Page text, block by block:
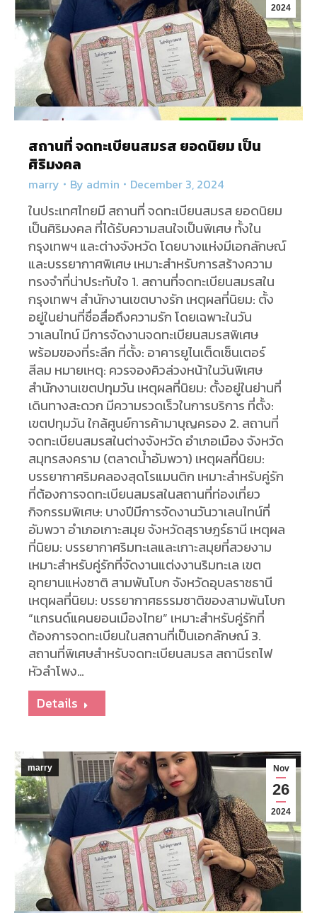
2024
สถานที่ จดทะเบียนสมรส ยอดนิยม เป็น
ศิริมงคล
marry By admin December 3, 2024
ในประเทศไทยมี สถานที่ จดทะเบียนสมรส ยอดนิยม
เป็นศิริมงคล ที่ได้รับความสนใจเป็นพิเศษ ทั้งใน
กรุงเทพฯ และต่างจังหวัด โดยบางแห่งมีเอกลักษณ์
และบรรยากาศพิเศษ เหมาะสำหรับการสร้างความ
ทรงจำที่น่าประทับใจ 1. สถานที่จดทะเบียนสมรสใน
กรุงเทพฯ สำนักงานเขตบางรัก เหตุผลที่นิยม: ตั้ง
อยู่ในย่านที่ชื่อสื่อถึงความรัก โดยเฉพาะในวัน
วาเลนไทน์ มีการจัดงานจดทะเบียนสมรสพิเศษ
พร้อมของที่ระลึก ที่ตั้ง: อาคารยูไนเต็ดเซ็นเตอร์
สีลม หมายเหตุ: ควรจองคิวล่วงหน้าในวันพิเศษ
สำนักงานเขตปทุมวัน เหตุผลที่นิยม: ตั้งอยู่ในย่านที่
เดินทางสะดวก มีความรวดเร็วในการบริการ ที่ตั้ง:
เขตปทุมวัน ใกล้ศูนย์การค้ามาบุญครอง 2. สถานที่
จดทะเบียนสมรสในต่างจังหวัด อำเภอเมือง จังหวัด
สมุทรสงคราม (ตลาดน้ำอัมพวา) เหตุผลที่นิยม:
บรรยากาศริมคลองสุดโรแมนติก เหมาะสำหรับคู่รัก
ที่ต้องการจดทะเบียนสมรสในสถานที่ท่องเที่ยว
กิจกรรมพิเศษ: บางปีมีการจัดงานวันวาเลนไทน์ที่
อัมพวา อำเภอเกาะสมุย จังหวัดสุราษฎร์ธานี เหตุผล
ที่นิยม: บรรยากาศริมทะเลและเกาะสมุยที่สวยงาม
เหมาะสำหรับคู่รักที่จัดงานแต่งงานริมทะเล เขต
อุทยานแห่งชาติ สามพันโบก จังหวัดอุบลราชธานี
เหตุผลที่นิยม: บรรยากาศธรรมชาติของสามพันโบก
“แกรนด์แคนยอนเมืองไทย” เหมาะสำหรับคู่รักที่
ต้องการจดทะเบียนในสถานที่เป็นเอกลักษณ์ 3.
สถานที่พิเศษสำหรับจดทะเบียนสมรส สถานีรถไฟ
หัวลำโพง…
Details
Nov
26
2024
marry